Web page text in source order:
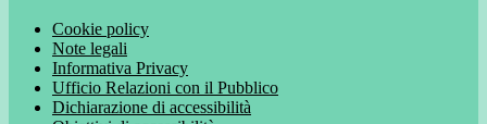
Cookie policy
Note legali
Informativa Privacy
Ufficio Relazioni con il Pubblico
Dichiarazione di accessibilità